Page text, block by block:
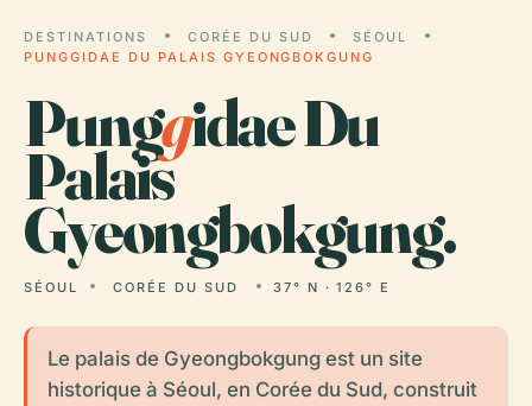
DESTINATIONS CORÉE DU SUD
SÉOUL
PUNGGIDAE DU PALAIS GYEONGBOKGUNG
Punggidae Du
Palais
Gyeongbokgung.
SÉOUL CORÉE DU SUD 37° N · 126° E
Le palais de Gyeongbokgung est un site
historique à Séoul, en Corée du Sud, construit